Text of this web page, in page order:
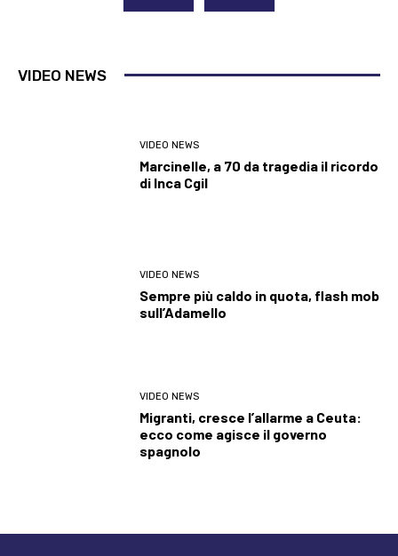
VIDEO NEWS
VIDEO NEWS
Marcinelle, a 70 da tragedia il ricordo
di Inca Cgil
VIDEO NEWS
Sempre più caldo in quota, flash mob
sull’Adamello
VIDEO NEWS
Migranti, cresce l’allarme a Ceuta:
ecco come agisce il governo
spagnolo